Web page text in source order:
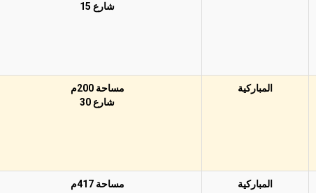
شارع 15
المباركية
مساحة 200م
شارع 30
المباركية
مساحة 417م